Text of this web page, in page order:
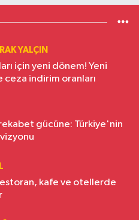
YALÇIN
için yeni dönem! Yeni
ceza indirim oranları
gücüne: Türkiye'nin
kafe ve otellerde